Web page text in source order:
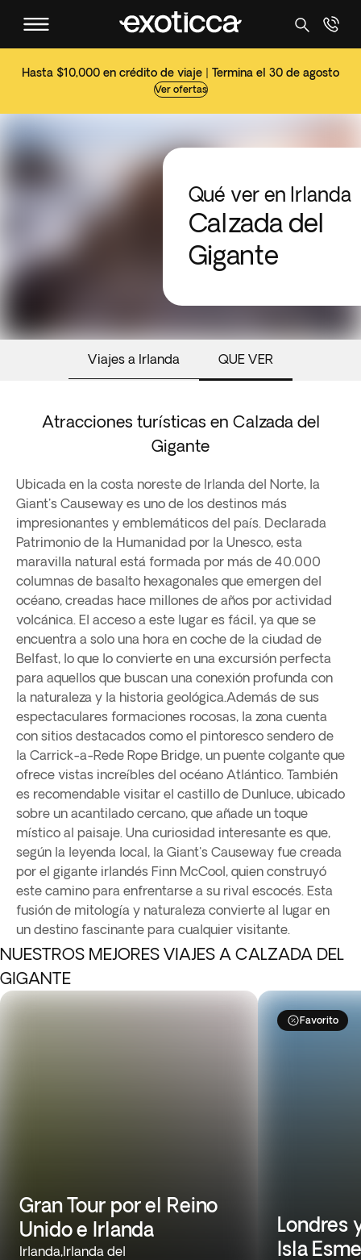
Hasta $10,000 en crédito de viaje | Termina el 30 de agosto
Ver ofertas
Qué ver en Irlanda
Calzada del
Gigante
Viajes a Irlanda QUE VER
Atracciones turísticas en Calzada del
Gigante
Ubicada en la costa noreste de Irlanda del Norte, la
Giant's Causeway es uno de los destinos más
impresionantes y emblemáticos del país. Declarada
Patrimonio de la Humanidad por la Unesco, esta
maravilla natural está formada por más de 40.000
columnas de basalto hexagonales que emergen del
océano, creadas hace millones de años por actividad
volcánica. El acceso a este lugar es fácil, ya que se
encuentra a solo una hora en coche de la ciudad de
Belfast, lo que lo convierte en una excursión perfecta
para aquellos que buscan una conexión profunda con
la naturaleza y la historia geológica.Además de sus
espectaculares formaciones rocosas, la zona cuenta
con sitios destacados como el pintoresco sendero de
la Carrick-a-Rede Rope Bridge, un puente colgante que
ofrece vistas increíbles del océano Atlántico. También
es recomendable visitar el castillo de Dunluce, ubicado
sobre un acantilado cercano, que añade un toque
místico al paisaje. Una curiosidad interesante es que,
según la leyenda local, la Giant's Causeway fue creada
por el gigante irlandés Finn McCool, quien construyó
este camino para enfrentarse a su rival escocés. Esta
fusión de mitología y naturaleza convierte al lugar en
un destino fascinante para cualquier visitante.
NUESTROS MEJORES VIAJES A CALZADA DEL
GIGANTE
Gran Tour por el Reino
Unido e Irlanda
Irlanda,Irlanda del
Favorito
Londres
Isla